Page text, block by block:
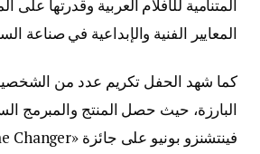
المتنامية للأفلام العربية وقدرتها
المعايير الفنية والإبداعية في صناعة
كما شهد الحفل تكريم عدد من
البارزة، حيث حصل المنتج والمبرمج